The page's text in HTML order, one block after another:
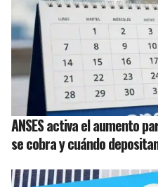
ANSES activa el aumento
se cobra y cuándo